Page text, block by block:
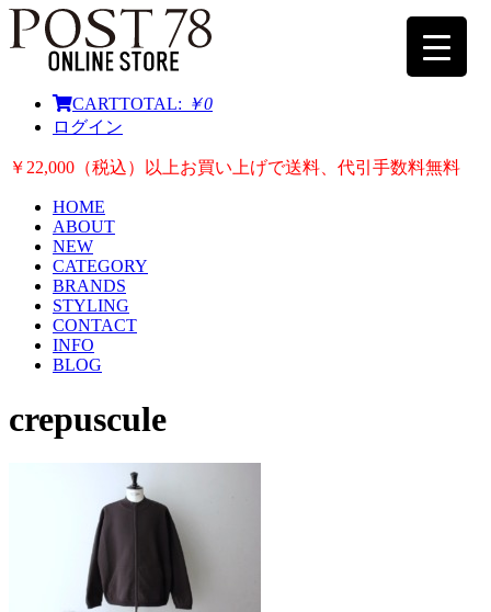
CARTTOTAL: ￥0
ログイン
￥22,000（税込）以上お買い上げで送料、代引手数料無料
HOME
ABOUT
NEW
CATEGORY
BRANDS
STYLING
CONTACT
INFO
BLOG
crepuscule